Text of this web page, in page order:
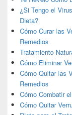
¿Si Tengo el
Dieta?
Cómo Curar las
Remedios
Tratamiento
Cómo Eliminar
Cómo Quitar las
Remedios
Cómo Combatir
Cómo Quitar